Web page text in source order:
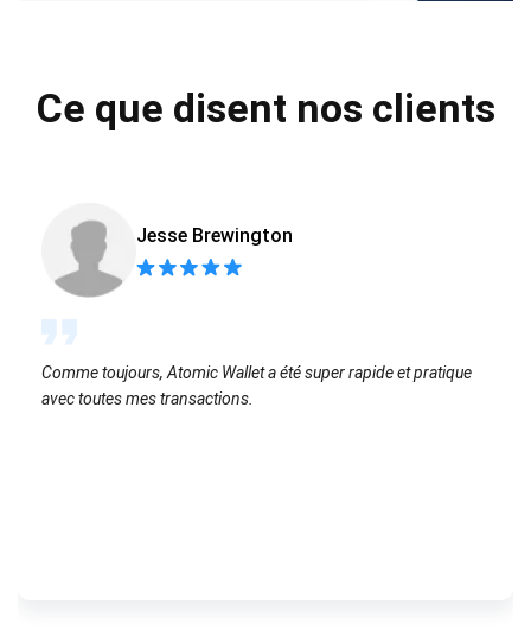
Ce que disent nos clients
Jesse Brewington
Comme toujours, Atomic Wallet a été super rapide et pratique
avec toutes mes transactions.